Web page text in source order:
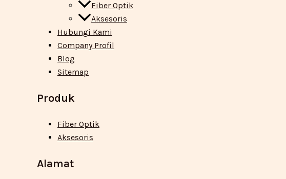
Fiber Optik
Aksesoris
Hubungi Kami
Company Profil
Blog
Sitemap
Produk
Fiber Optik
Aksesoris
Alamat